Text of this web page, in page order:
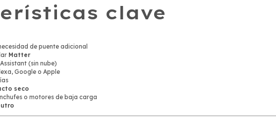
clave
de puente adicional
Matter
(sin nube)
Google o Apple
seco
o motores de baja carga